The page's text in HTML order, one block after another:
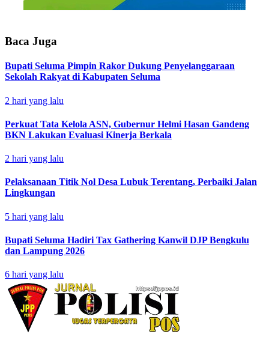
Baca Juga
Bupati Seluma Pimpin Rakor Dukung Penyelanggaraan
Sekolah Rakyat di Kabupaten Seluma
2 hari yang lalu
Perkuat Tata Kelola ASN, Gubernur Helmi Hasan Gandeng
BKN Lakukan Evaluasi Kinerja Berkala
2 hari yang lalu
Pelaksanaan Titik Nol Desa Lubuk Terentang, Perbaiki Jalan
Lingkungan
5 hari yang lalu
Bupati Seluma Hadiri Tax Gathering Kanwil DJP Bengkulu
dan Lampung 2026
6 hari yang lalu